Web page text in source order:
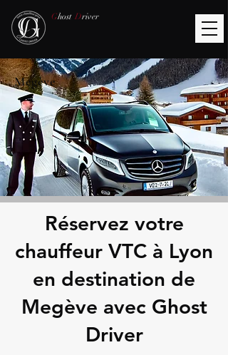
Ghost Driver
Megève
Réservez votre
chauffeur VTC à Lyon
en destination de
Megève avec Ghost
Driver